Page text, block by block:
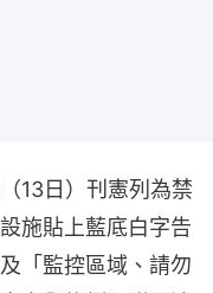
13日）刊憲列為禁
施貼上藍底白字告
「監控區域、請勿